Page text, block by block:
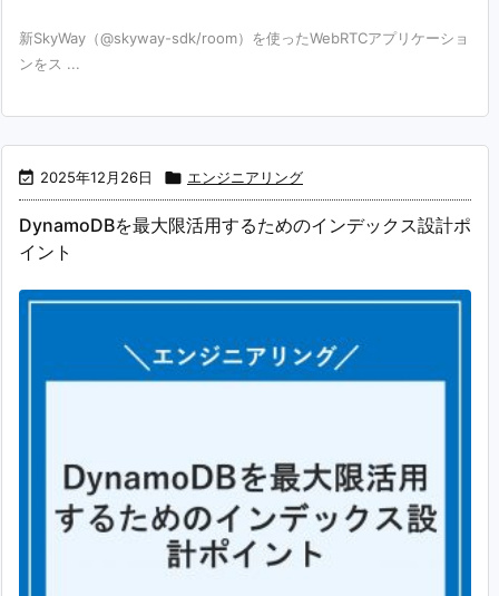
新SkyWay（@skyway-sdk/room）を使ったWebRTCアプリケーショ
ンをス ...
 2025年12月26日  エンジニアリング
DynamoDBを最大限活用するためのインデックス設計ポ
イント